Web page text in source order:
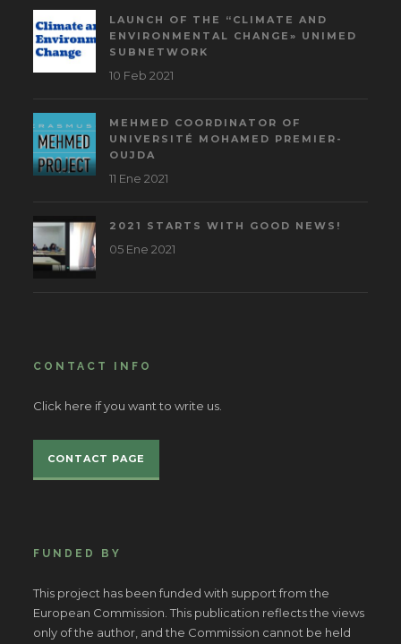
LAUNCH OF THE “CLIMATE AND
ENVIRONMENTAL CHANGE» UNIMED
SUBNETWORK
10 Feb 2021
MEHMED COORDINATOR OF
UNIVERSITÉ MOHAMED PREMIER-
OUJDA
11 Ene 2021
2021 STARTS WITH GOOD NEWS!
05 Ene 2021
CONTACT INFO
Click here if you want to write us.
CONTACT PAGE
FUNDED BY
This project has been funded with support from the
European Commission. This publication reflects the views
only of the author, and the Commission cannot be held